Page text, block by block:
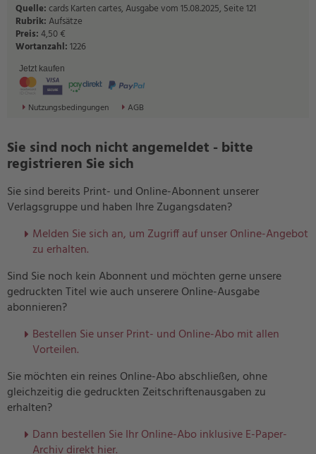
Quelle:cards Karten cartes, Ausgabe vom 15.08.2025, Seite 121
Rubrik:Aufsätze
Preis:4,50 €
Wortanzahl:1226
Jetzt kaufen
Nutzungsbedingungen AGB
Sie sind noch nicht angemeldet - bitte
registrieren Sie sich
Sie sind bereits Print- und Online-Abonnent unserer
Verlagsgruppe und haben Ihre Zugangsdaten?
Melden Sie sich an, um Zugriff auf unser Online-Angebot
zu erhalten.
Sind Sie noch kein Abonnent und möchten gerne unsere
gedruckten Titel wie auch unserere Online-Ausgabe
abonnieren?
Bestellen Sie unser Print- und Online-Abo mit allen
Vorteilen.
Sie möchten ein reines Online-Abo abschließen, ohne
gleichzeitig die gedruckten Zeitschriftenausgaben zu
erhalten?
Dann bestellen Sie Ihr Online-Abo inklusive E-Paper-